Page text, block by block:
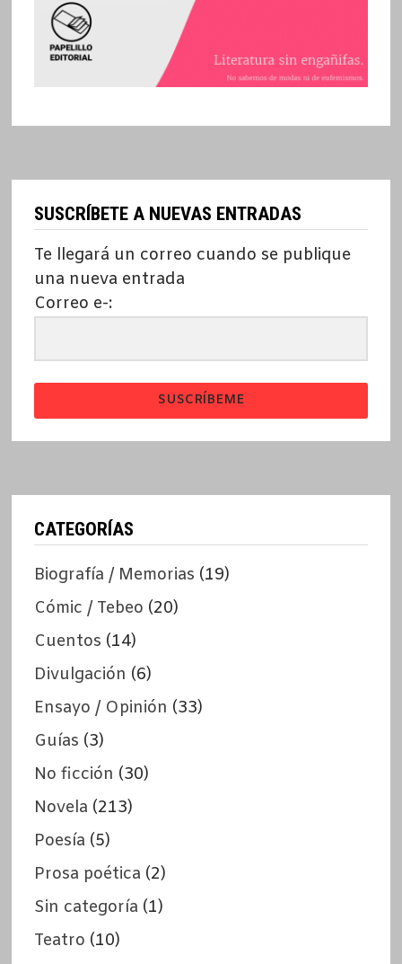
SUSCRÍBETE A NUEVAS ENTRADAS
Te llegará un correo cuando se publique
una nueva entrada
Correo e-:
SUSCRÍBEME
CATEGORÍAS
Biografía / Memorias (19)
Cómic / Tebeo (20)
Cuentos (14)
Divulgación (6)
Ensayo / Opinión (33)
Guías (3)
No ficción (30)
Novela (213)
Poesía (5)
Prosa poética (2)
Sin categoría (1)
Teatro (10)